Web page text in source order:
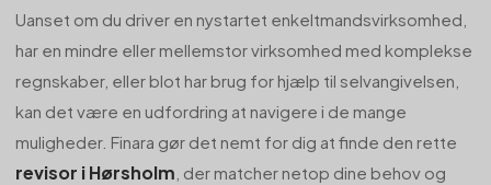
Uanset om du driver en nystartet enkeltmandsvirksomhed,
har en mindre eller mellemstor virksomhed med komplekse
regnskaber, eller blot har brug for hjælp til selvangivelsen,
kan det være en udfordring at navigere i de mange
muligheder. Finara gør det nemt for dig at finde den rette
revisor i Hørsholm , der matcher netop dine behov og